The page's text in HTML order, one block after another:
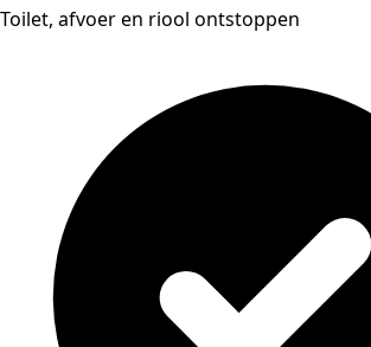
Toilet, afvoer en riool ontstoppen